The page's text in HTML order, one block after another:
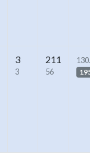
3
3
211
56
130.59
195